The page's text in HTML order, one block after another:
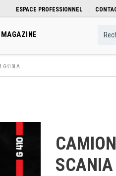
ESPACE PROFESSIONNEL
G410LA